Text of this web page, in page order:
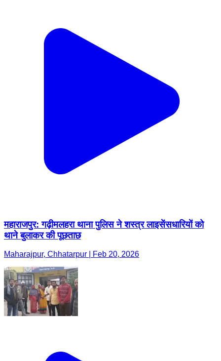
महाराजपुर: गढ़ीमलहरा थाना पुलिस ने शस्त्र लाइसेंसधारियों को
थाने बुलाकर की पूछताछ
Maharajpur, Chhatarpur | Feb 20, 2026